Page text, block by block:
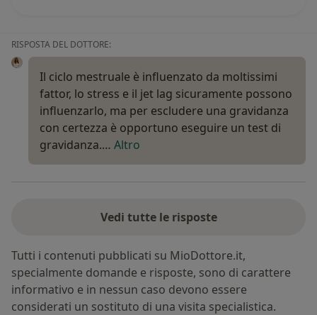
RISPOSTA DEL DOTTORE:
Il ciclo mestruale è influenzato da moltissimi
fattor, lo stress e il jet lag sicuramente possono
influenzarlo, ma per escludere una gravidanza
con certezza è opportuno eseguire un test di
gravidanza.… Altro
Vedi tutte le risposte
Tutti i contenuti pubblicati su MioDottore.it,
specialmente domande e risposte, sono di carattere
informativo e in nessun caso devono essere
considerati un sostituto di una visita specialistica.